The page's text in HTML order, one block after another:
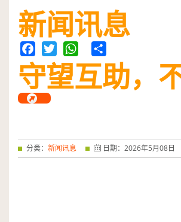
新闻讯息
Facebook
TwitterWhatsApp
Share
守望互助，
分类： 新闻讯息 日期： 2026年5月08日